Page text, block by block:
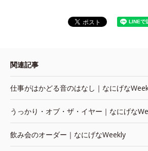
関連記事
仕事がはかどる音のはなし｜なにげな
うっかり・オブ・ザ・イヤー｜なにげな
飲み会のオーダー｜なにげなWeekly